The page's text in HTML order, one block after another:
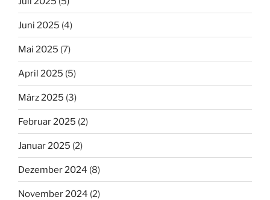
Juni 2025 (4)
Mai 2025 (7)
April 2025 (5)
März 2025 (3)
Februar 2025 (2)
Januar 2025 (2)
Dezember 2024 (8)
November 2024 (2)